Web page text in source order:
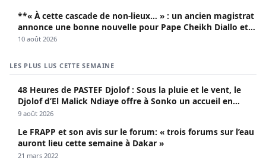
**« À cette cascade de non-lieux… » : un ancien magistrat
annonce une bonne nouvelle pour Pape Cheikh Diallo et
Cie**
10 août 2026
LES PLUS LUS CETTE SEMAINE
48 Heures de PASTEF Djolof : Sous la pluie et le vent, le
Djolof d’El Malick Ndiaye offre à Sonko un accueil en
apothéose
9 août 2026
Le FRAPP et son avis sur le forum: « trois forums sur l’eau
auront lieu cette semaine à Dakar »
21 mars 2022